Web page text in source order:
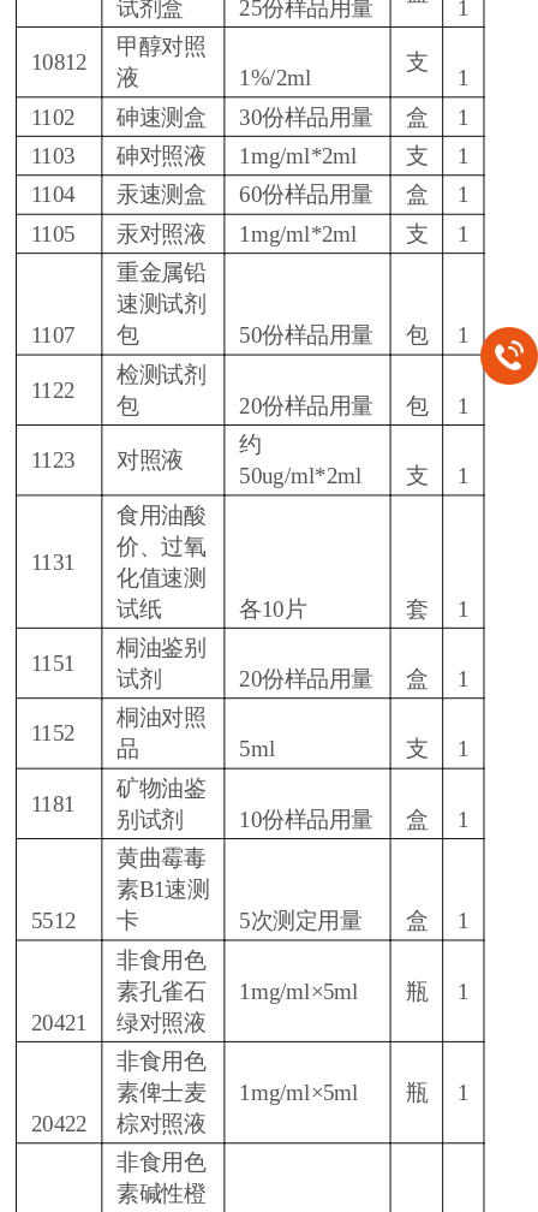
试剂盒 25份样品用量 1
10812
甲醇对照
液 1%/2ml
支
1
1102
砷速测盒 30份样品用量 盒
1
1103
砷对照液 1mg/ml*2ml 支
1
1104
汞速测盒 60份样品用量 盒
1
1105
汞对照液 1mg/ml*2ml 支 1
1107
重金属铅
速测试剂
包 50份样品用量 包 1
1122
检测试剂
包
20份样品用量 包 1
1123 对照液
约
50ug/ml*2ml 支 1
1131
食用油酸
价、过氧
化值速测
试纸 各10片 套 1
1151
桐油鉴别
试剂 20份样品用量 盒 1
1152
桐油对照
品
5ml 支 1
1181
矿物油鉴
别试剂
10份样品用量 盒 1
5512
黄曲霉毒
素B1速测
卡
5次测定用量 盒 1
20421
非食用色
素孔雀石
绿对照液
1mg/ml×5ml 瓶 1
20422
非食用色
素俾士麦
棕对照液
1mg/ml×5ml 瓶 1
非食用色
素碱性橙